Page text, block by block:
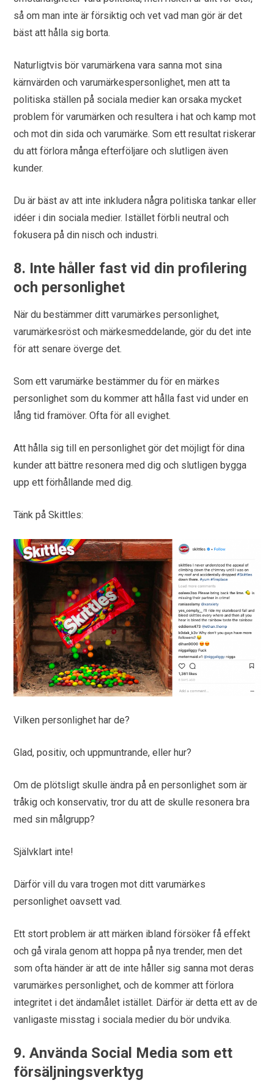
så om man inte är försiktig och vet vad man gör är det
bäst att hålla sig borta.
Naturligtvis bör varumärkena vara sanna mot sina
kärnvärden och varumärkespersonlighet, men att ta
politiska ställen på sociala medier kan orsaka mycket
problem för varumärken och resultera i hat och kamp mot
och mot din sida och varumärke. Som ett resultat riskerar
du att förlora många efterföljare och slutligen även
kunder.
Du är bäst av att inte inkludera några politiska tankar eller
idéer i din sociala medier. Istället förbli neutral och
fokusera på din nisch och industri.
8. Inte håller fast vid din profilering
och personlighet
När du bestämmer ditt varumärkes personlighet,
varumärkesröst och märkesmeddelande, gör du det inte
för att senare överge det.
Som ett varumärke bestämmer du för en märkes
personlighet som du kommer att hålla fast vid under en
lång tid framöver. Ofta för all evighet.
Att hålla sig till en personlighet gör det möjligt för dina
kunder att bättre resonera med dig och slutligen bygga
upp ett förhållande med dig.
Tänk på Skittles:
Vilken personlighet har de?
Glad, positiv, och uppmuntrande, eller hur?
Om de plötsligt skulle ändra på en personlighet som är
tråkig och konservativ, tror du att de skulle resonera bra
med sin målgrupp?
Självklart inte!
Därför vill du vara trogen mot ditt varumärkes
personlighet oavsett vad.
Ett stort problem är att märken ibland försöker få effekt
och gå virala genom att hoppa på nya trender, men det
som ofta händer är att de inte håller sig sanna mot deras
varumärkes personlighet, och de kommer att förlora
integritet i det ändamålet istället. Därför är detta ett av de
vanligaste misstag i sociala medier du bör undvika.
9. Använda Social Media som ett
försäljningsverktyg